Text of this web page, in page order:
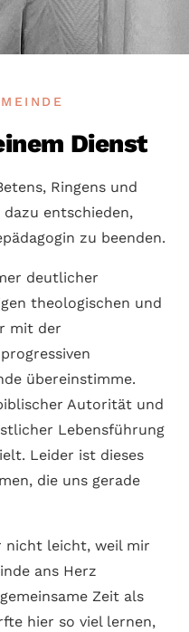
Dienst
Ringens und
entschieden,
zu beenden.
deutlicher
theologischen und
mit der
übereinstimme.
Autorität und
Lebensführung
Leider ist dieses
die uns gerade
nicht leicht, weil mir
ans Herz
Zeit als
hier so viel lernen,